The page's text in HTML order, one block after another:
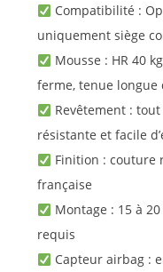
Compatibilité :
uniquement siège
Mousse : HR 40
ferme, tenue longue
Revêtement :
résistante et facile
Finition : couture
française
Montage : 15 à
requis
Capteur airbag :